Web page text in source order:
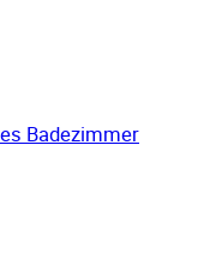
Badezimmer